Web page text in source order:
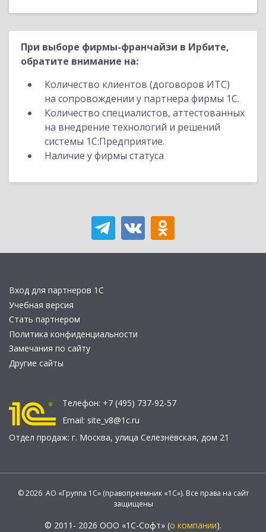
При выборе фирмы-франчайзи в Ирбите,
обратите внимание на:
Количество клиентов (договоров ИТС)
на сопровождении у партнера фирмы 1С.
Количество специалистов, аттестованных
на внедрение технологий и решений
системы 1С:Предприятие.
Наличие у фирмы статуса
Вход для партнеров 1С
Учебная версия
Стать партнером
Политика конфиденциальности
Замечания по сайту
Другие сайты
Телефон: +7 (495) 737-92-57
Email: site_v8@1c.ru
Отдел продаж: г. Москва, улица Селезнёвская, дом 21
© 2026 АО «Группа 1С» (правопреемник «1С»). Все права на сайт
защищены
© 2011- 2026 ООО «1С-Софт» (о компании).